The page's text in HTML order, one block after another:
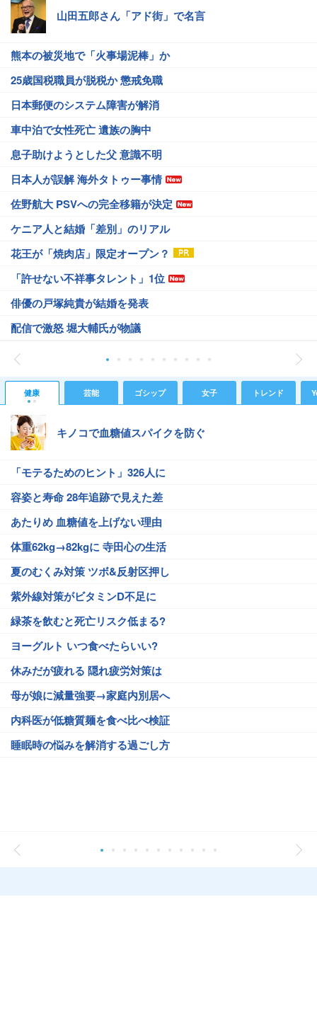
山田五郎さん「アド街」で名言
熊本の被災地で「火事場泥棒」か
25歳国税職員が脱税か 懲戒免職
日本郵便のシステム障害が解消
車中泊で女性死亡 遺族の胸中
息子助けようとした父 意識不明
日本人が誤解 海外タトゥー事情
佐野航大 PSVへの完全移籍が決定
ケニア人と結婚「差別」のリアル
花王が「焼肉店」限定オープン？
「許せない不祥事タレント」1位
俳優の戸塚純貴が結婚を発表
配信で激怒 堀大輔氏が物議
健康 芸能 ゴシップ 女子 トレンド
キノコで血糖値スパイクを防ぐ
「モテるためのヒント」326人に
容姿と寿命 28年追跡で見えた差
あたりめ 血糖値を上げない理由
体重62kg→82kgに 寺田心の生活
夏のむくみ対策 ツボ&反射区押し
紫外線対策がビタミンD不足に
緑茶を飲むと死亡リスク低まる?
ヨーグルト いつ食べたらいい?
休みだが疲れる 隠れ疲労対策は
母が娘に減量強要→家庭内別居へ
内科医が低糖質麺を食べ比べ検証
睡眠時の悩みを解消する過ごし方